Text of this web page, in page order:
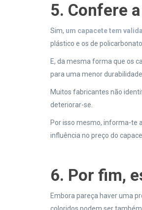
5. Confere
Sim, um capacete tem
plástico e os de
E, da mesma forma que os
para uma menor
Muitos fabricantes não
deteriorar-se.
Por isso mesmo, informa-te
influência no preço do
6. Por fim,
Embora pareça haver uma